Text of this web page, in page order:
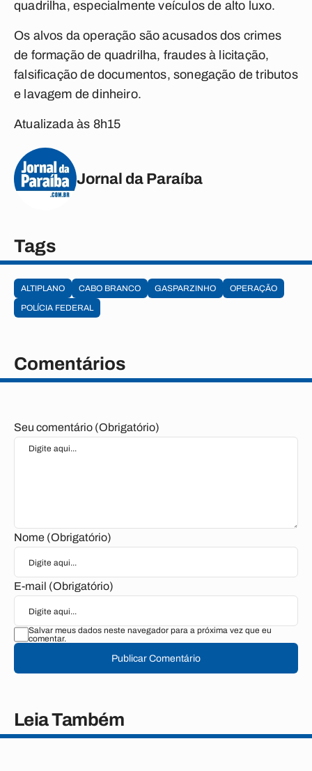
quadrilha, especialmente veículos de alto luxo.
Os alvos da operação são acusados dos crimes
de formação de quadrilha, fraudes à licitação,
falsificação de documentos, sonegação de tributos
e lavagem de dinheiro.
Atualizada às 8h15
Jornal da Paraíba
Tags
ALTIPLANO CABO BRANCO GASPARZINHO
OPERAÇÃO
POLÍCIA FEDERAL
Comentários
Seu comentário (Obrigatório)
Nome (Obrigatório)
E-mail (Obrigatório)
Salvar meus dados neste navegador para a próxima vez que eu
comentar.
Publicar Comentário
Leia Também